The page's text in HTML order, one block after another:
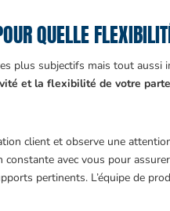
QUELLE
plus subjectifs mais tout
et la flexibilité de votre
client et observe une
avec vous pour
pertinents. L’équipe de